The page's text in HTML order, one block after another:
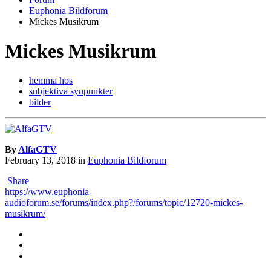
Euphonia Bildforum
Mickes Musikrum
Mickes Musikrum
hemma hos
subjektiva synpunkter
bilder
ByAlfaGTV
February 13, 2018 in Euphonia Bildforum
Share
https://www.euphonia-
audioforum.se/forums/index.php?/forums/topic/12720-mickes-
musikrum/